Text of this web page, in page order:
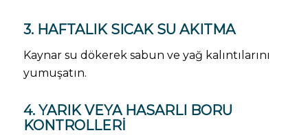
3. HAFTALIK SICAK SU AKITMA
Kaynar su dökerek sabun ve yağ kalıntılarını
yumuşatın.
4. YARIK VEYA HASARLI BORU
KONTROLLERI